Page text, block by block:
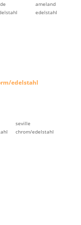
ameland
edelstahl
edelstahl
seville
chrom/edelstahl